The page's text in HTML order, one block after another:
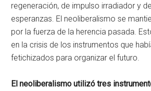
regeneración, de impulso irradiador y
esperanzas. El neoliberalismo se
por la fuerza de la herencia pasada.
en la crisis de los instrumentos que
fetichizados para organizar el futuro.
El neoliberalismo utilizó tres